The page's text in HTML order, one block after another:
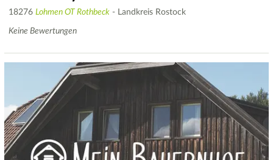
18276 Lohmen OT Rothbeck - Landkreis Rostock
Keine Bewertungen